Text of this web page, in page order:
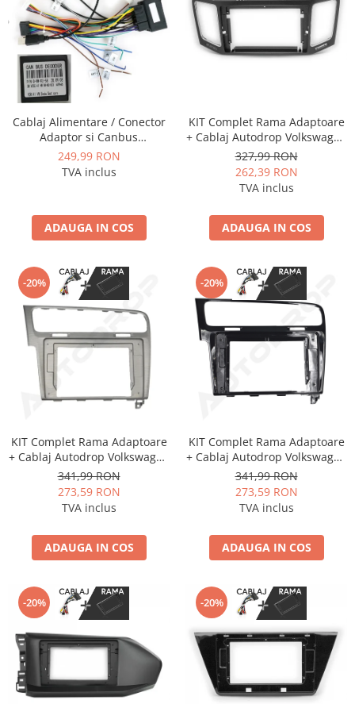
Cablaj Alimentare / Conector
Adaptor si Canbus
Volkswagen / Skoda / Seat
2014+ pentru navigatii
249,99 RON
TVA inclus
ADAUGA IN COS
KIT Complet Rama Adaptoare
+ Cablaj Autodrop Volkswagen
Sharan (2012-2018) pentru
Navigatie Multimedia Android
9 inch
327,99 RON
262,39 RON
TVA inclus
ADAUGA IN COS
-20%
KIT Complet Rama Adaptoare
+ Cablaj Autodrop Volkswagen
Golf 7 (2013+) pentru
Navigatie Multimedia Android
10.1 inch
341,99 RON
273,59 RON
TVA inclus
ADAUGA IN COS
-20%
KIT Complet Rama Adaptoare
+ Cablaj Autodrop Volkswagen
Golf 7 (2013+) pentru
Navigatie Multimedia Android
10.1 inch
341,99 RON
273,59 RON
TVA inclus
ADAUGA IN COS
-20% -20%